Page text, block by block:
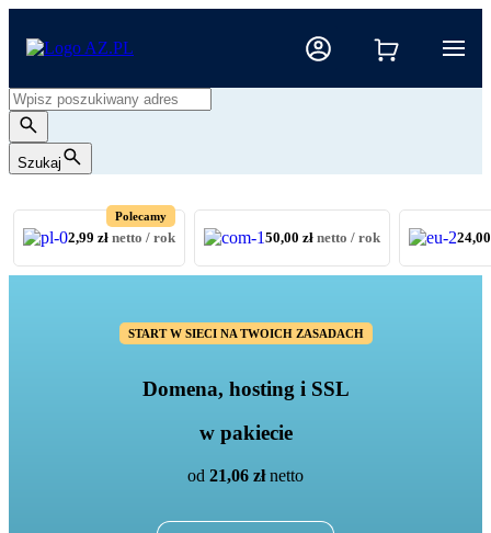
Szukaj
2,99 zł netto / rok
Polecamy
50,00 zł netto / rok
START W SIECI NA TWOICH ZASADACH
Domena, hosting i SSL
w pakiecie
od 21,06 zł netto